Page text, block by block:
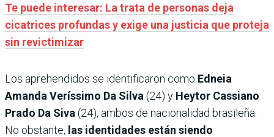
Te puede interesar: La trata de personas deja
cicatrices profundas y exige una justicia que proteja
sin revictimizar
Los aprehendidos se identificaron como Edneia
Amanda Veríssimo Da Silva (24) y Heytor Cassiano
Prado Da Siva (24), ambos de nacionalidad brasileña.
No obstante, las identidades están siendo